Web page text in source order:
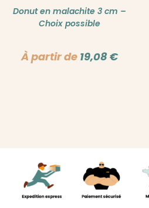
Donut en malachite 3 cm –
Choix possible
À partir de 19,08€